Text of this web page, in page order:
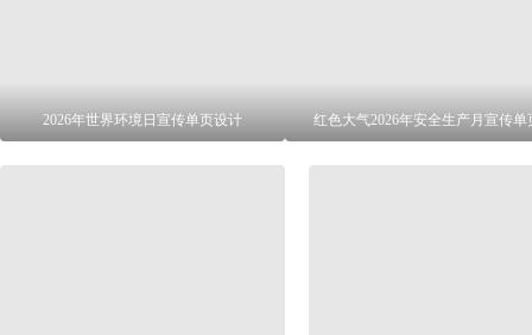
2026年世界环境日宣传单页设计 红色大气2026年安全生产月宣传单